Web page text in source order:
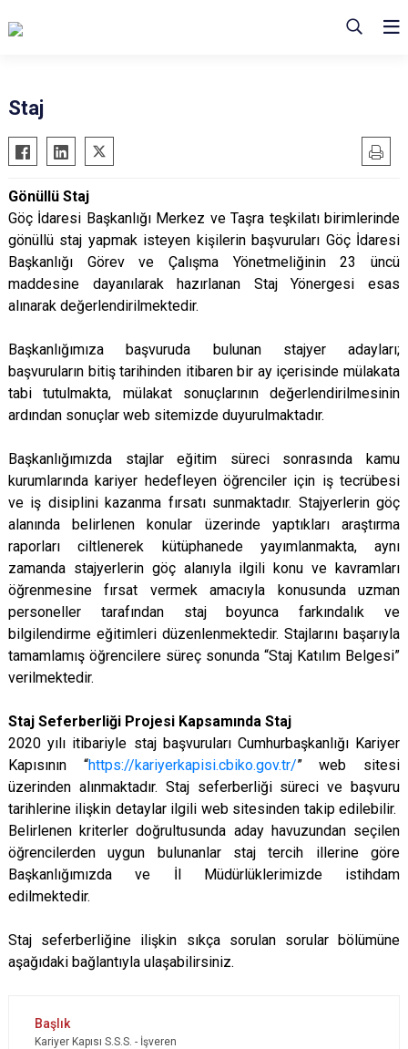
Staj
Gönüllü Staj
Göç İdaresi Başkanlığı Merkez ve Taşra teşkilatı birimlerinde
gönüllü staj yapmak isteyen kişilerin başvuruları Göç İdaresi
Başkanlığı Görev ve Çalışma Yönetmeliğinin 23 üncü
maddesine dayanılarak hazırlanan Staj Yönergesi esas
alınarak değerlendirilmektedir.
Başkanlığımıza başvuruda bulunan stajyer adayları;
başvuruların bitiş tarihinden itibaren bir ay içerisinde mülakata
tabi tutulmakta, mülakat sonuçlarının değerlendirilmesinin
ardından sonuçlar web sitemizde duyurulmaktadır.
Başkanlığımızda stajlar eğitim süreci sonrasında kamu
kurumlarında kariyer hedefleyen öğrenciler için iş tecrübesi
ve iş disiplini kazanma fırsatı sunmaktadır. Stajyerlerin göç
alanında belirlenen konular üzerinde yaptıkları araştırma
raporları ciltlenerek kütüphanede yayımlanmakta, aynı
zamanda stajyerlerin göç alanıyla ilgili konu ve kavramları
öğrenmesine fırsat vermek amacıyla konusunda uzman
personeller tarafından staj boyunca farkındalık ve
bilgilendirme eğitimleri düzenlenmektedir. Stajlarını başarıyla
tamamlamış öğrencilere süreç sonunda “Staj Katılım Belgesi”
verilmektedir.
Staj Seferberliği Projesi Kapsamında Staj
2020 yılı itibariyle staj başvuruları Cumhurbaşkanlığı Kariyer
Kapısının “https://kariyerkapisi.cbiko.gov.tr/” web sitesi
üzerinden alınmaktadır. Staj seferberliği süreci ve başvuru
tarihlerine ilişkin detaylar ilgili web sitesinden takip edilebilir.
Belirlenen kriterler doğrultusunda aday havuzundan seçilen
öğrencilerden uygun bulunanlar staj tercih illerine göre
Başkanlığımızda ve İl Müdürlüklerimizde istihdam
edilmektedir.
Staj seferberliğine ilişkin sıkça sorulan sorular bölümüne
aşağıdaki bağlantıyla ulaşabilirsiniz.
Kariyer Kapısı S.S.S. - İşveren